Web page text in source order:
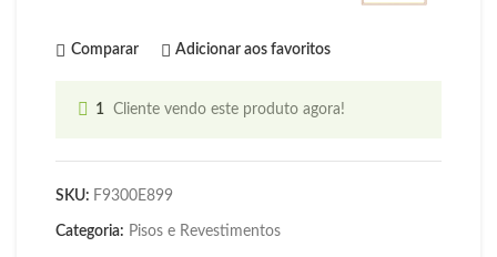
Comparar Adicionar aos favoritos
1 Cliente vendo este produto agora!
SKU: F9300E899
Categoria: Pisos e Revestimentos